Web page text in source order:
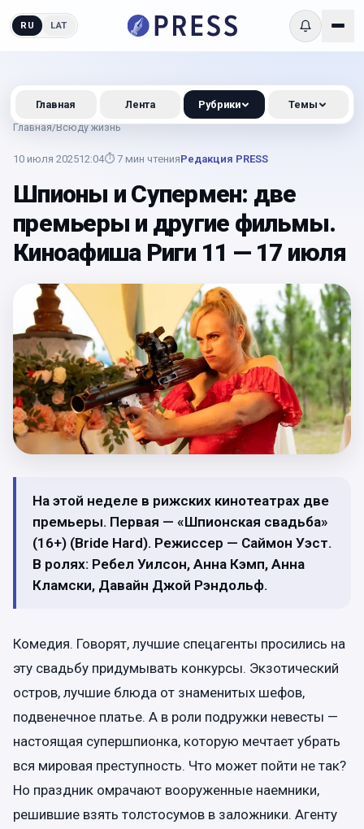
RU LAT
Главная/Всюду жизнь
10 июля 202512:04⏱ 7 мин чтенияРедакция PRESS
Шпионы и Супермен: две
премьеры и другие фильмы.
Киноафиша Риги 11 — 17 июля
На этой неделе в рижских кинотеатрах две
премьеры. Первая — «Шпионская свадьба»
(16+) (Bride Hard). Режиссер — Саймон Уэст.
В ролях: Ребел Уилсон, Анна Кэмп, Анна
Кламски, Давайн Джой Рэндольф.
Комедия. Говорят, лучшие спецагенты просились на
эту свадьбу придумывать конкурсы. Экзотический
остров, лучшие блюда от знаменитых шефов,
подвенечное платье. А в роли подружки невесты —
настоящая супершпионка, которую мечтает убрать
вся мировая преступность. Что может пойти не так?
Но праздник омрачают вооруженные наемники,
решившие взять толстосумов в заложники. Агенту
Главная Лента Рубрики Темы